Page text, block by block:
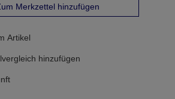
Merkzettel hinzufügen
Artikel
hinzufügen